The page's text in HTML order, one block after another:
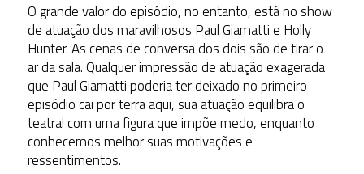
O grande valor do episódio, no entanto, está no show
de atuação dos maravilhosos Paul Giamatti e Holly
Hunter. As cenas de conversa dos dois são de tirar o
ar da sala. Qualquer impressão de atuação exagerada
que Paul Giamatti poderia ter deixado no primeiro
episódio cai por terra aqui, sua atuação equilibra o
teatral com uma figura que impõe medo, enquanto
conhecemos melhor suas motivações e
ressentimentos.